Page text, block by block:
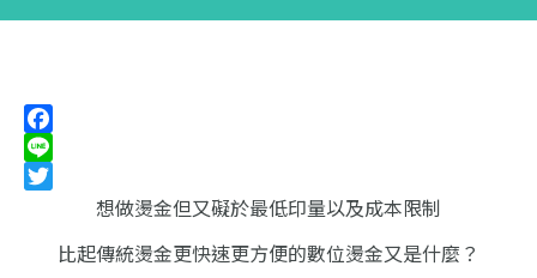
Facebook
Line
想做燙金但又礙於最低印量以及成本限制
比起傳統燙金更快速更方便的數位燙金又是什麼？